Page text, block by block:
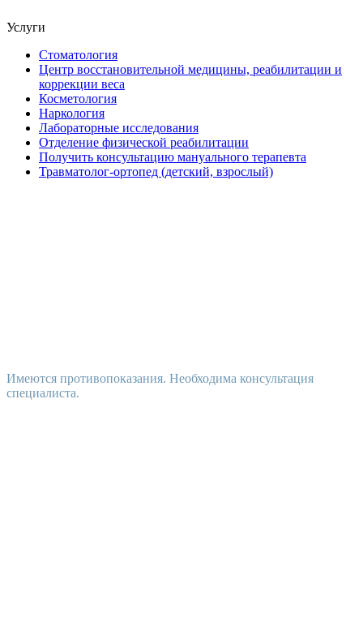
Услуги
Стоматология
Центр восстановительной медицины, реабилитации и
коррекции веса
Косметология
Наркология
Лабораторные исследования
Отделение физической реабилитации
Получить консультацию мануального терапевта
Травматолог-ортопед (детский, взрослый)
Имеются противопоказания. Необходима консультация
специалиста.